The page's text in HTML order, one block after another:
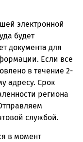
электронной
будет
документа для
Если все
в течение 2-
адресу. Срок
региона
службой.
в момент